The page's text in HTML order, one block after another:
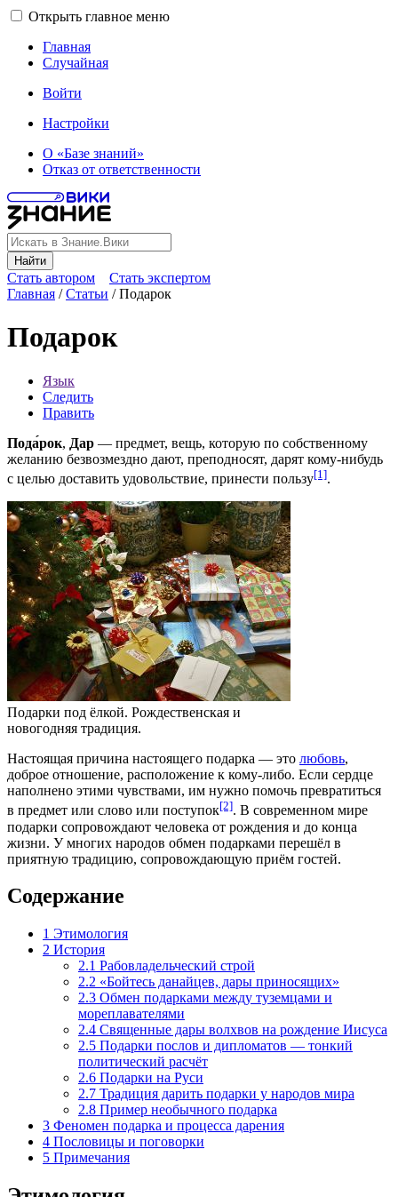
Открыть главное меню
Главная
Случайная
Войти
Настройки
О «Базе знаний»
Отказ от ответственности
Найти
Стать автором
Стать экспертом
Главная /Статьи /Подарок
Подарок
Язык
Следить
Править
Пода́рок, Дар — предмет, вещь, которую по собственному
желанию безвозмездно дают, преподносят, дарят кому-нибудь
с целью доставить удовольствие, принести пользу[1].
Подарки под ёлкой. Рождественская и
новогодняя традиция.
Настоящая причина настоящего подарка — это любовь,
доброе отношение, расположение к кому-либо. Если сердце
наполнено этими чувствами, им нужно помочь превратиться
в предмет или слово или поступок[2]. В современном мире
подарки сопровождают человека от рождения и до конца
жизни. У многих народов обмен подарками перешёл в
приятную традицию, сопровождающую приём гостей.
Содержание
1 Этимология
2 История
2.1 Рабовладельческий строй
2.2 «Бойтесь данайцев, дары приносящих»
2.3 Обмен подарками между туземцами и
мореплавателями
2.4 Священные дары волхвов на рождение Иисуса
2.5 Подарки послов и дипломатов ― тонкий
политический расчёт
2.6 Подарки на Руси
2.7 Традиция дарить подарки у народов мира
2.8 Пример необычного подарка
3 Феномен подарка и процесса дарения
4 Пословицы и поговорки
5 Примечания